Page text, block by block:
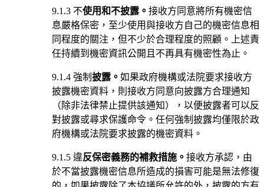
9.1.3 不使用和不披露。 接收方同意將所有機密信
息嚴格保密，至少使用與接收方自己的機密信息相
同程度的關注，但不少於合理程度的照顧。上述責
任持續到機密資訊公開且不再具有機密性為止。
9.1.4 強制 披露。 如果政府機構或法院要求接收方
披露機密資料，則接收方同意向披露方合理通知
（除非法律禁止提供該通知），以便披露者可以反
對披露或尋求保護命令。任何強制披露均僅限於政
府機構或法院要求披露的機密資料。
9.1.5 違反保密義務的補救措施。 接收方承認，由
於不當披露機密信息所造成的損害可能是無法修復